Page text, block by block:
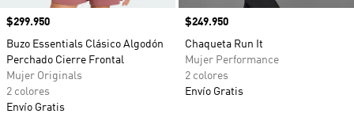
Precio
$299.950
Buzo Essentials Clásico Algodón
Perchado Cierre Frontal
Mujer Originals
2 colores
Envío Gratis
Precio
$249.950
Chaqueta Run It
Mujer Performance
2 colores
Envío Gratis